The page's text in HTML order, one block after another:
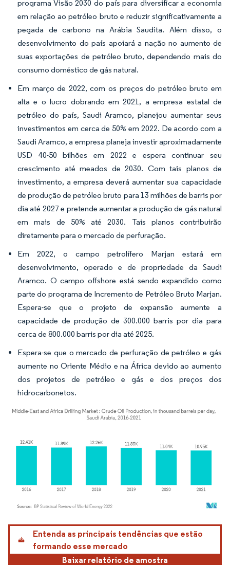
programa Visão 2030 do país para diversificar a economia
em relação ao petróleo bruto e reduzir significativamente a
pegada de carbono na Arábia Saudita. Além disso, o
desenvolvimento do país apoiará a nação no aumento de
suas exportações de petróleo bruto, dependendo mais do
consumo doméstico de gás natural.
Em março de 2022, com os preços do petróleo bruto em
alta e o lucro dobrando em 2021, a empresa estatal de
petróleo do país, Saudi Aramco, planejou aumentar seus
investimentos em cerca de 50% em 2022. De acordo com a
Saudi Aramco, a empresa planeja investir aproximadamente
USD 40-50 bilhões em 2022 e espera continuar seu
crescimento até meados de 2030. Com tais planos de
investimento, a empresa deverá aumentar sua capacidade
de produção de petróleo bruto para 13 milhões de barris por
dia até 2027 e pretende aumentar a produção de gás natural
em mais de 50% até 2030. Tais planos contribuirão
diretamente para o mercado de perfuração.
Em 2022, o campo petrolífero Marjan estará em
desenvolvimento, operado e de propriedade da Saudi
Aramco. O campo offshore está sendo expandido como
parte do programa de Incremento de Petróleo Bruto Marjan.
Espera-se que o projeto de expansão aumente a
capacidade de produção de 300.000 barris por dia para
cerca de 800.000 barris por dia até 2025.
Espera-se que o mercado de perfuração de petróleo e gás
aumente no Oriente Médio e na África devido ao aumento
dos projetos de petróleo e gás e dos preços dos
hidrocarbonetos.
Imagem © Mordor Intelligence. O reuso requer atribuição conforme CC BY 4.0.
Entenda as principais tendências que estão
formando esse mercado
Baixar relatório de amostra